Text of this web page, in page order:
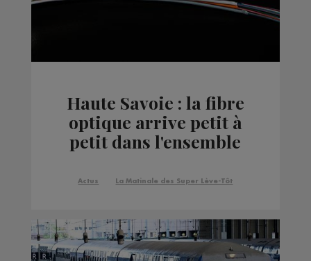
Haute Savoie : la fibre
optique arrive petit à
petit dans l'ensemble
Actus La Matinale des Super Lève-Tôt